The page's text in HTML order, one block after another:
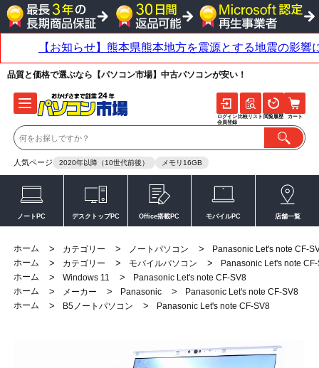
品質と価格で選ぶなら【パソコン市場】中古パソコンが安い！
人気ページ 2020年以降（10世代前後） メモリ16GB
ログイン
会員登録
比較リスト 閲覧履歴 カート
ノートPC デスクトップPC Office搭載PC モバイルPC 店舗一覧
ホーム > カテゴリー > ノートパソコン >
Panasonic Let's note CF-
ホーム
> カテゴリー > モバイルパソコン >
Panasonic Let's note
ホーム
> Windows 11 >
Panasonic Let's note CF-SV8
ホーム
> メーカー > Panasonic >
Panasonic Let's note CF-SV8
ホーム
> B5ノートパソコン > Panasonic Let's note CF-SV8